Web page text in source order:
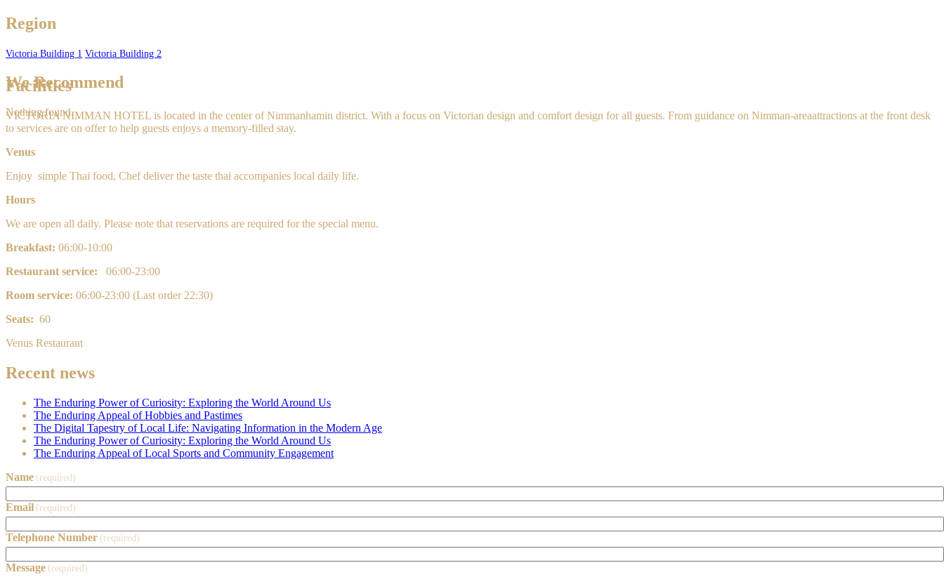
Region
Victoria Building 1 Victoria Building 2
We Recommend
Nothing found.
Facilities
VICTORIA NIMMAN HOTEL is located in the center of Nimmanhamin district. With a focus on Victorian design and comfort design for all guests. From guidance on Nimman-areaattractions at the front desk
to services are on offer to help guests enjoys a memory-filled stay.
Venus
Enjoy simple Thai food, Chef deliver the taste thai accompanies local daily life.
Hours
We are open all daily. Please note that reservations are required for the special menu.
Breakfast: 06:00-10:00
Restaurant service:
06:00-23:00
Room service: 06:00-23:00 (Last order 22:30)
Seats: 60
Venus Restaurant
Recent news
The Enduring Power of Curiosity: Exploring the World Around Us
The Enduring Appeal of Hobbies and Pastimes
The Digital Tapestry of Local Life: Navigating Information in the Modern Age
The Enduring Power of Curiosity: Exploring the World Around Us
The Enduring Appeal of Local Sports and Community Engagement
Name (required)
Email (required)
Telephone Number (required)
Message (required)